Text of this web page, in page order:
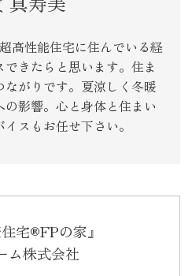
高性能住宅に住んでいる経
きたらと思います。住ま
がりです。夏涼しく冬暖
影響。心と身体と住まい
スもお任せ下さい。
宅®FPの家』
ム株式会社